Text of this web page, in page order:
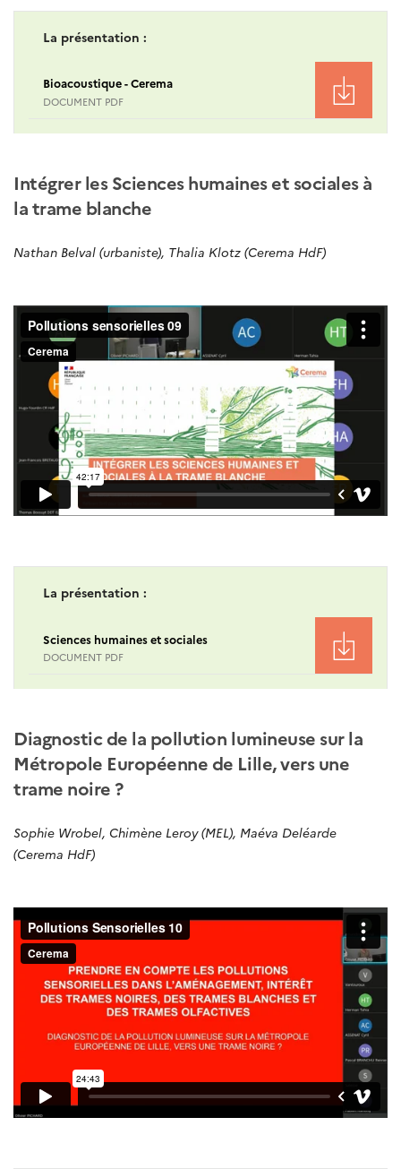
La présentation :
Bioacoustique - Cerema
DOCUMENT PDF
Intégrer les Sciences humaines et sociales à
la trame blanche
Nathan Belval (urbaniste), Thalia Klotz (Cerema HdF)
La présentation :
Sciences humaines et sociales
DOCUMENT PDF
Diagnostic de la pollution lumineuse sur la
Métropole Européenne de Lille, vers une
trame noire ?
Sophie Wrobel, Chimène Leroy (MEL), Maéva Deléarde
(Cerema HdF)